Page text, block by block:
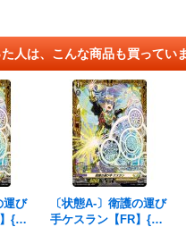
人は、こんな商品も買ってい
運び
{DZ
〔状態A-〕衛護の運び
手ケスラン【FR】{DZ